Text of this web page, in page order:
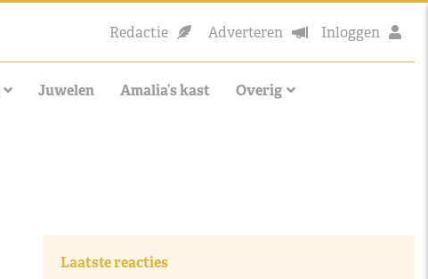
Redactie Adverteren Inloggen
Juwelen Amalia’s kast Overig
Laatste reacties